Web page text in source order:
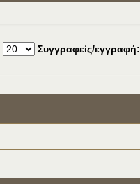
Συγγραφείς/εγγραφή: